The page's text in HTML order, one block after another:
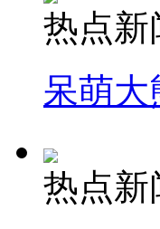
热点新
呆萌大
热点新